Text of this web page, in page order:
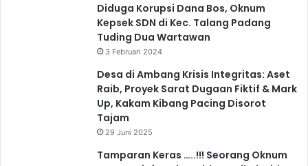
Diduga Korupsi Dana Bos, Oknum
Kepsek SDN di Kec. Talang Padang
Tuding Dua Wartawan
3 Februari 2024
Desa di Ambang Krisis Integritas: Aset
Raib, Proyek Sarat Dugaan Fiktif & Mark
Up, Kakam Kibang Pacing Disorot
Tajam
29 Juni 2025
Tamparan Keras …..!!! Seorang Oknum